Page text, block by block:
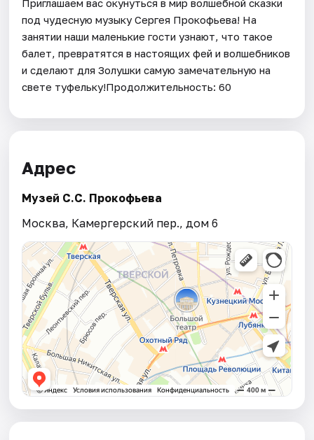
Приглашаем вас окунуться в мир волшебной сказки
под чудесную музыку Сергея Прокофьева! На
занятии наши маленькие гости узнают, что такое
балет, превратятся в настоящих фей и волшебников
и сделают для Золушки самую замечательную на
свете туфельку!Продолжительность: 60
Адрес
Музей С.С. Прокофьева
Москва, Камергерский пер., дом 6